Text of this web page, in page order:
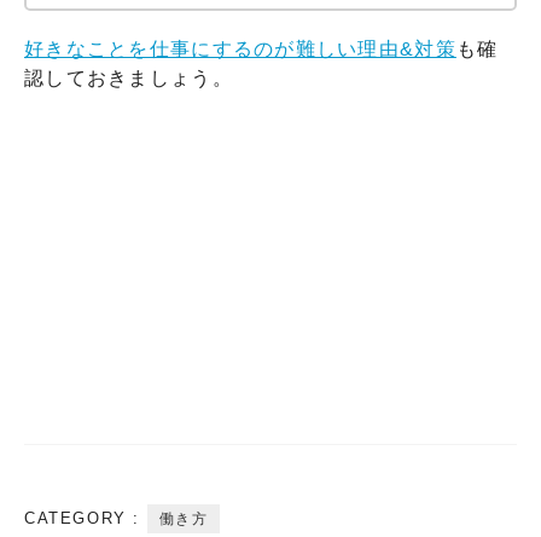
好きなことを仕事にするのが難しい理由&対策 も確
認しておきましょう。
CATEGORY : 働き方